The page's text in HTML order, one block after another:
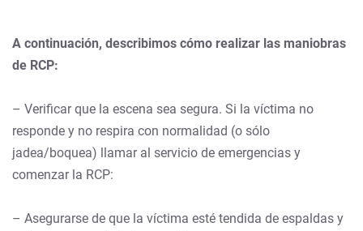
A continuación, describimos cómo realizar las maniobras
de RCP:
– Verificar que la escena sea segura. Si la víctima no
responde y no respira con normalidad (o sólo
jadea/boquea) llamar al servicio de emergencias y
comenzar la RCP:
– Asegurarse de que la víctima esté tendida de espaldas y